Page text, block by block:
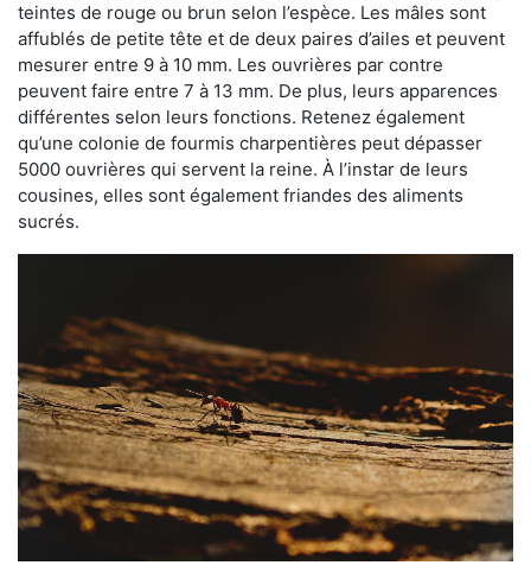
teintes de rouge ou brun selon l’espèce. Les mâles sont
affublés de petite tête et de deux paires d’ailes et peuvent
mesurer entre 9 à 10 mm. Les ouvrières par contre
peuvent faire entre 7 à 13 mm. De plus, leurs apparences
différentes selon leurs fonctions. Retenez également
qu’une colonie de fourmis charpentières peut dépasser
5000 ouvrières qui servent la reine. À l’instar de leurs
cousines, elles sont également friandes des aliments
sucrés.